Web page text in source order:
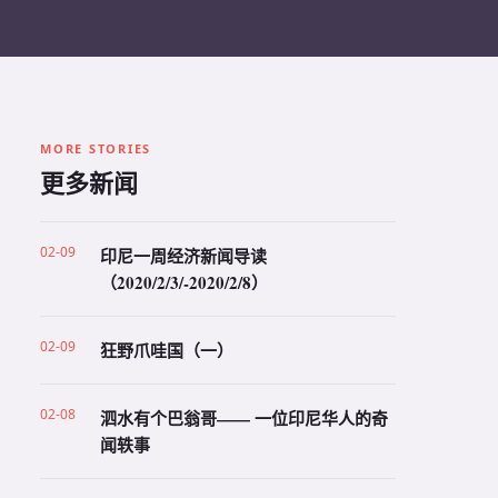
MORE STORIES
更多新闻
02-09
印尼一周经济新闻导读
（2020/2/3/-2020/2/8）
02-09 狂野爪哇国（一）
02-08
泗水有个巴翁哥—— 一位印尼华人的奇
闻轶事